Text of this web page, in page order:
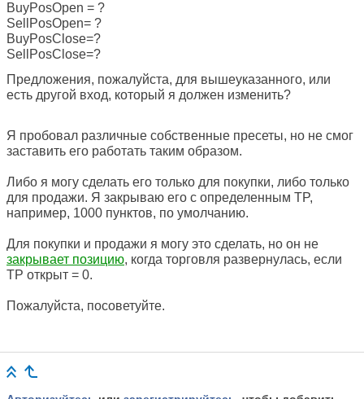
BuyPosOpen = ?
SellPosOpen= ?
BuyPosClose=?
SellPosClose=?
Предложения, пожалуйста, для вышеуказанного, или
есть другой вход, который я должен изменить?
Я пробовал различные собственные пресеты, но не смог
заставить его работать таким образом.
Либо я могу сделать его только для покупки, либо только
для продажи. Я закрываю его с определенным TP,
например, 1000 пунктов, по умолчанию.
Для покупки и продажи я могу это сделать, но он не
закрывает позицию, когда торговля развернулась, если
TP открыт = 0.
Пожалуйста, посоветуйте.